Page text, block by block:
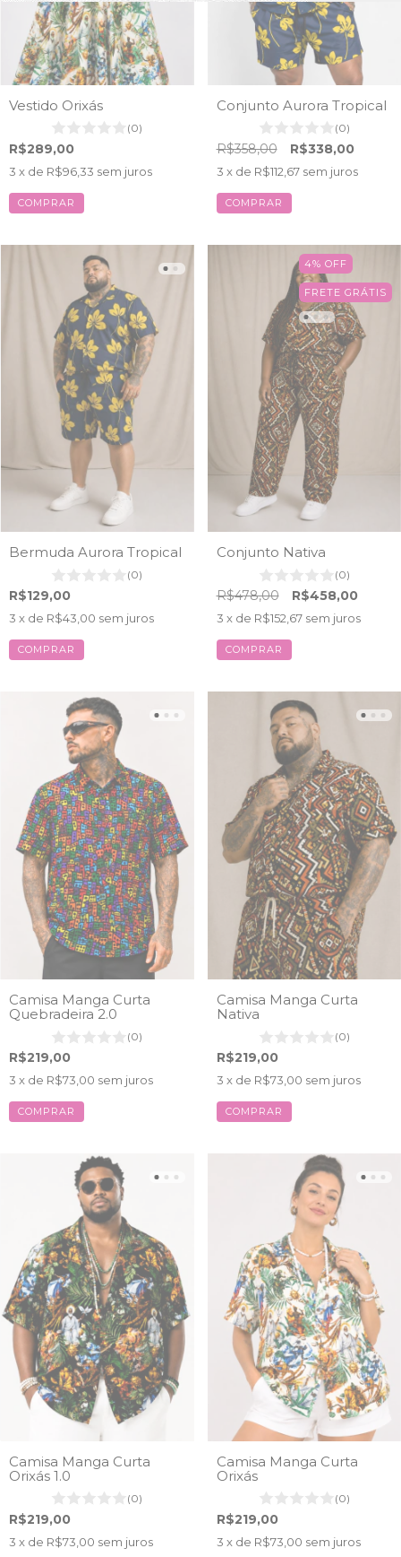
Vestido Orixás
(0)
R$289,00
3 x de R$96,33 sem juros
COMPRAR
Conjunto Aurora Tropical
(0)
R$358,00 R$338,00
3 x de R$112,67 sem juros
COMPRAR
Bermuda Aurora Tropical
(0)
R$129,00
3 x de R$43,00 sem juros
COMPRAR
4% OFF
FRETE GRÁTIS
Conjunto Nativa
(0)
R$478,00 R$458,00
3 x de R$152,67 sem juros
COMPRAR
Camisa Manga Curta
Quebradeira 2.0
(0)
R$219,00
3 x de R$73,00 sem juros
COMPRAR
Camisa Manga Curta
Nativa
(0)
R$219,00
3 x de R$73,00 sem juros
COMPRAR
Camisa Manga Curta
Orixás 1.0
(0)
R$219,00
3 x de R$73,00 sem juros
Camisa Manga Curta
Orixás
(0)
R$219,00
3 x de R$73,00 sem juros